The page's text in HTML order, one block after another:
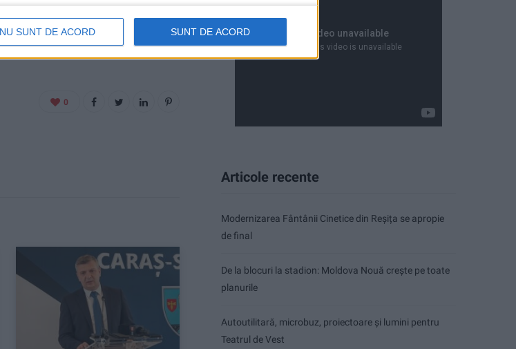
NU SUNT DE ACORD SUNT DE ACORD
0
Articole recente
Modernizarea Fântânii Cinetice din Reșița se apropie
de final
De la blocuri la stadion: Moldova Nouă crește pe toate
planurile
Autoutilitară, microbuz, proiectoare și lumini pentru
Teatrul de Vest